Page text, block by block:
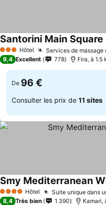
3 ÉtoilesHôtel Services de massage
Santorini Main Square
9,4 Excellent 778 Fira, à 1.5
De 96 €
Consulter les prix de 11 sites
4 Étoiles Hôtel Suite unique dans
Smy Mediterranean
8,4 Très bien 1 390 Kamari,